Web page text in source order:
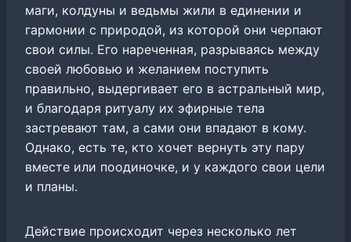
маги, колдуны и ведьмы жили в единении и
гармонии с природой, из которой они черпают
свои силы. Его нареченная, разрываясь между
своей любовью и желанием поступить
правильно, выдергивает его в астральный мир,
и благодаря ритуалу их эфирные тела
застревают там, а сами они впадают в кому.
Однако, есть те, кто хочет вернуть эту пару
вместе или поодиночке, и у каждого свои цели
и планы.
Действие происходит через несколько лет